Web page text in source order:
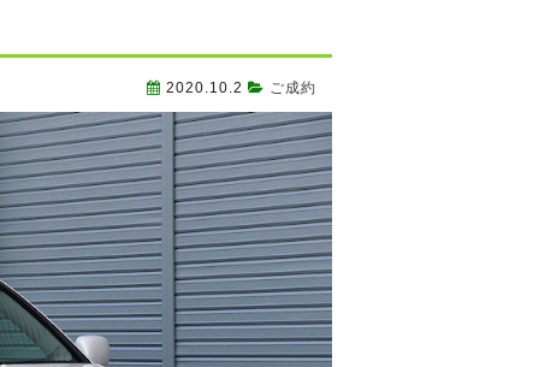
2020.10.2 ご成約